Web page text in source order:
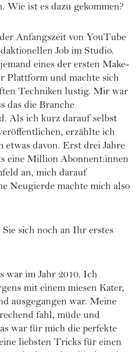
Wie ist es dazu gekommen?
Anfangszeit von YouTube
Job im Studio.
eines der ersten Make-
Plattform und machte sich
Techniken lustig. Mir war
das die Branche
Als ich kurz darauf selbst
erzählte ich
etwas davon. Erst drei Jahre
eine Million Abonnent:innen
an, mich darauf
Neugierde machte mich also
Sie sich noch an Ihr erstes
war im Jahr 2010. Ich
mit einem miesen Kater,
ausgegangen war. Meine
fahl, müde und
war für mich die perfekte
liebsten Tricks für einen